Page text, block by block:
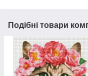
Подібні товари